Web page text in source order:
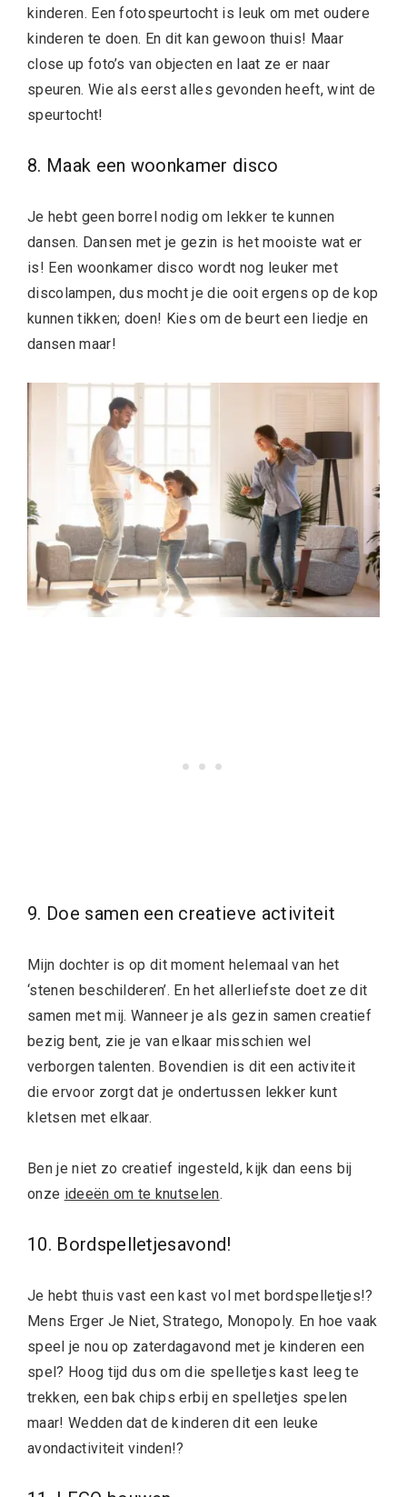
kinderen. Een fotospeurtocht is leuk om met oudere
kinderen te doen. En dit kan gewoon thuis! Maar
close up foto’s van objecten en laat ze er naar
speuren. Wie als eerst alles gevonden heeft, wint de
speurtocht!
8. Maak een woonkamer disco
Je hebt geen borrel nodig om lekker te kunnen
dansen. Dansen met je gezin is het mooiste wat er
is! Een woonkamer disco wordt nog leuker met
discolampen, dus mocht je die ooit ergens op de kop
kunnen tikken; doen! Kies om de beurt een liedje en
dansen maar!
9. Doe samen een creatieve activiteit
Mijn dochter is op dit moment helemaal van het
‘stenen beschilderen’. En het allerliefste doet ze dit
samen met mij. Wanneer je als gezin samen creatief
bezig bent, zie je van elkaar misschien wel
verborgen talenten. Bovendien is dit een activiteit
die ervoor zorgt dat je ondertussen lekker kunt
kletsen met elkaar.
Ben je niet zo creatief ingesteld, kijk dan eens bij
onze ideeën om te knutselen.
10. Bordspelletjesavond!
Je hebt thuis vast een kast vol met bordspelletjes!?
Mens Erger Je Niet, Stratego, Monopoly. En hoe vaak
speel je nou op zaterdagavond met je kinderen een
spel? Hoog tijd dus om die spelletjes kast leeg te
trekken, een bak chips erbij en spelletjes spelen
maar! Wedden dat de kinderen dit een leuke
avondactiviteit vinden!?